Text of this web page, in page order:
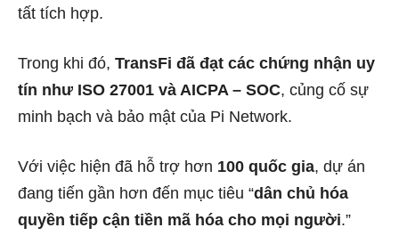
tất tích hợp.
Trong khi đó, TransFi đã đạt các chứng nhận uy
tín như ISO 27001 và AICPA – SOC, củng cố sự
minh bạch và bảo mật của Pi Network.
Với việc hiện đã hỗ trợ hơn 100 quốc gia, dự án
đang tiến gần hơn đến mục tiêu “dân chủ hóa
quyền tiếp cận tiền mã hóa cho mọi người.”